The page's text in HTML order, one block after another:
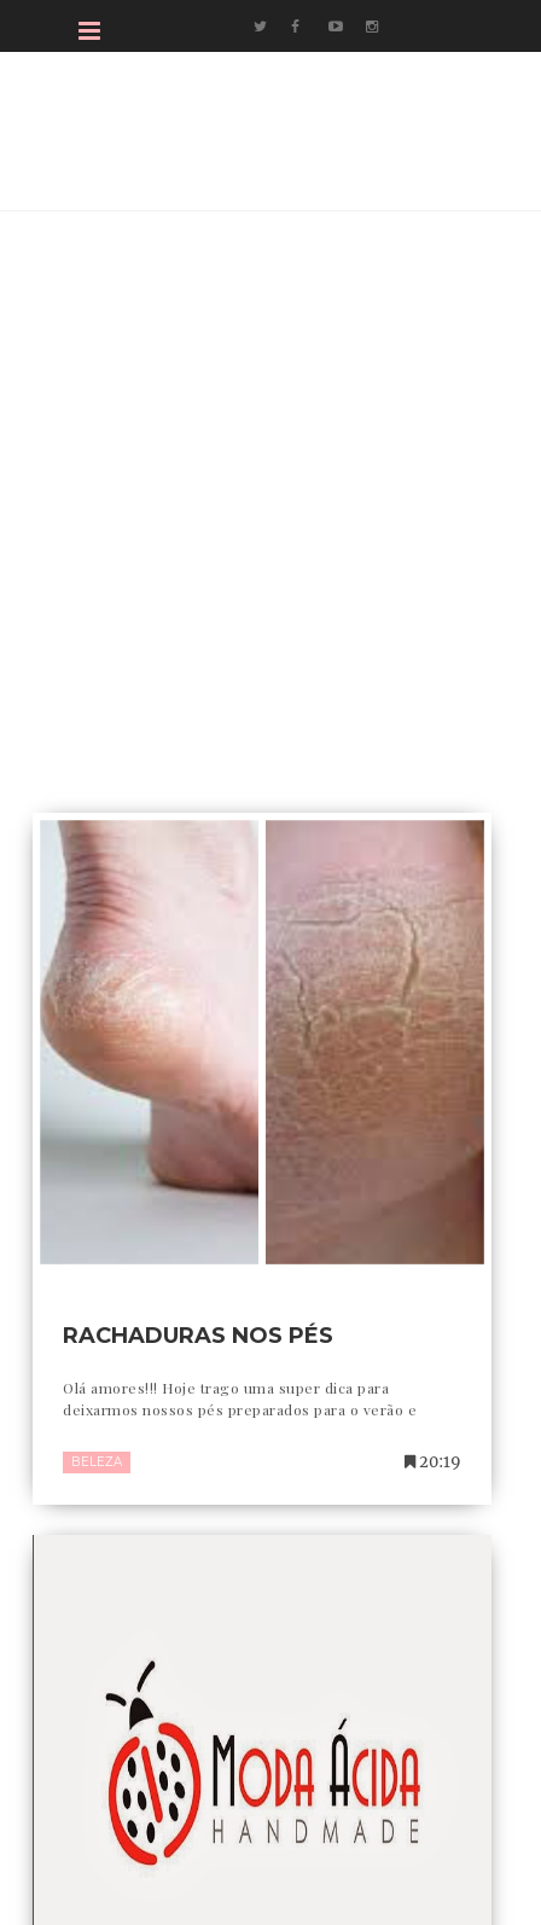
RACHADURAS NOS PÉS
Olá amores!!! Hoje trago uma super dica para
deixarmos nossos pés preparados para o verão e
BELEZA 20:19